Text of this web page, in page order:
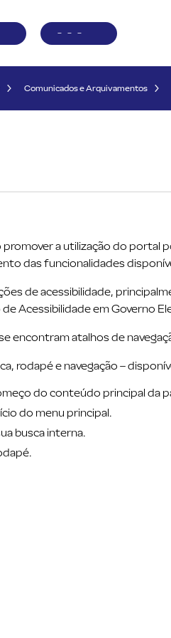
- - -
Comunicados e Arquivamentos
a utilização do portal
das funcionalidades
de acessibilidade,
Acessibilidade em Governo
encontram atalhos de
rodapé e navegação –
do conteúdo principal da
do menu principal.
busca interna.